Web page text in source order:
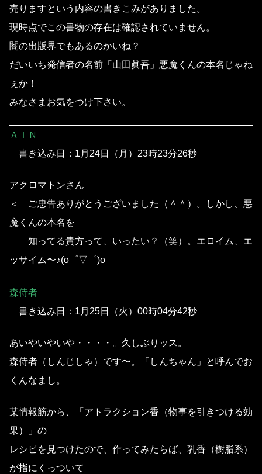
売りますという内容の書きこみがありました。
現時点でこの書物の存在は確認されていません。
闇の出版界でもあるのかいね？
だいいち発信者の名前「山田眞吾」悪魔くんの本名じゃね
ぇか！
みなさまお気をつけ下さい。
ＡＩＮ
書き込み日：1月24日（月）23時23分26秒
アクロマトンさん
＜ ご忠告ありがとうございました（＾＾）。しかし、悪
魔くんの本名を
知ってる貴方って、いったい？（笑）。エロイム、エ
ッサイム〜♪(o゜▽゜)o
森侍者
書き込み日：1月25日（火）00時04分42秒
あいやいやいや・・・・。久しぶりッス。
森侍者（しんじしゃ）です〜。「しんちゃん」と呼んでお
くんなまし。
某情報筋から、「アトラクション香（物事を引きつける効
果）」の
レシピを見つけたので、作ってみたらば、乳香（樹脂系）
が指にくっついて